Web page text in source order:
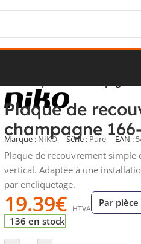
Plaque de
champagne
Marque :NIKO Série :Pure EAN :
Plaque de recouvrement
vertical. Adaptée à une
par encliquetage.
19.39€ HTVA
Par pièce
136 en stock